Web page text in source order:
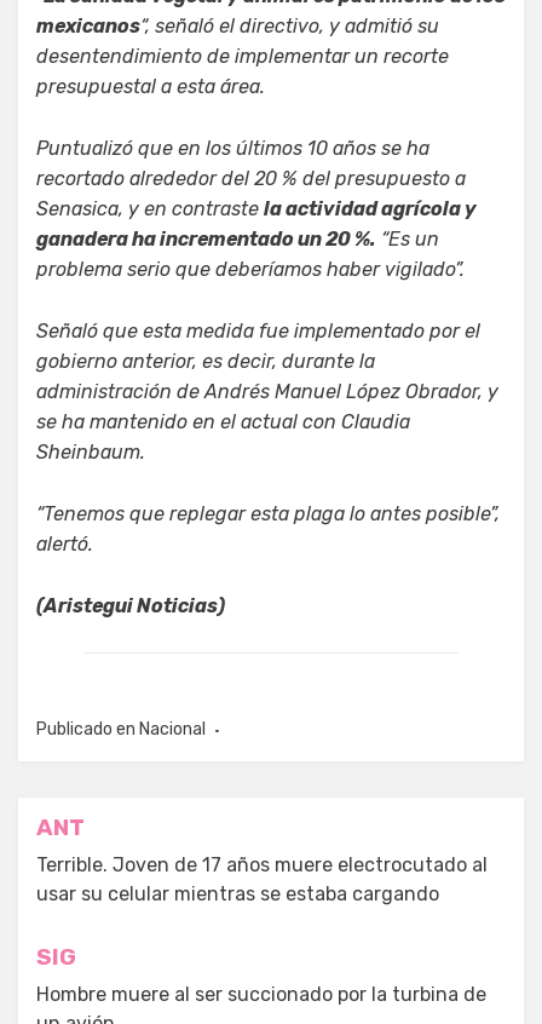
mexicanos“, señaló el directivo, y admitió su
desentendimiento de implementar un recorte
presupuestal a esta área.
Puntualizó que en los últimos 10 años se ha
recortado alrededor del 20 % del presupuesto a
Senasica, y en contraste la actividad agrícola y
ganadera ha incrementado un 20 %. “Es un
problema serio que deberíamos haber vigilado”.
Señaló que esta medida fue implementado por el
gobierno anterior, es decir, durante la
administración de Andrés Manuel López Obrador, y
se ha mantenido en el actual con Claudia
Sheinbaum.
“Tenemos que replegar esta plaga lo antes posible”,
alertó.
(Aristegui Noticias)
Publicado en Nacional
Navegación
de
entradas
ANT
Terrible. Joven de 17 años muere electrocutado al
usar su celular mientras se estaba cargando
SIG
Hombre muere al ser succionado por la turbina de